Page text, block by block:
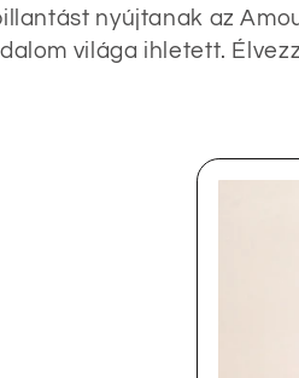
nyújtanak az
világa ihletett.